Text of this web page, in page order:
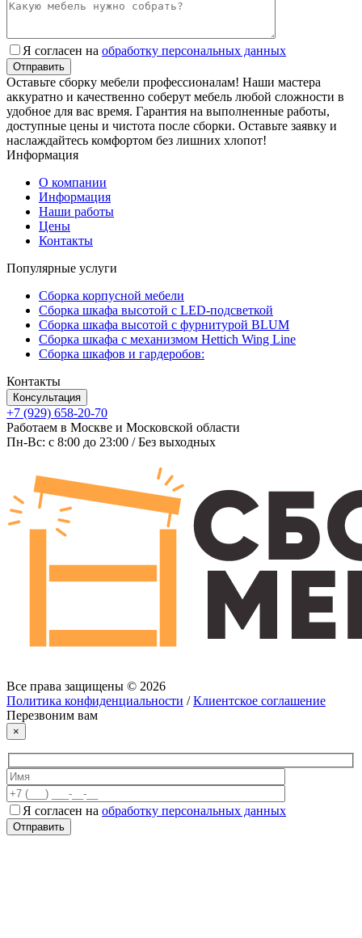
Я согласен на обработку персональных данных
Оставьте сборку мебели профессионалам! Наши мастера
аккуратно и качественно соберут мебель любой сложности в
удобное для вас время. Гарантия на выполненные работы,
доступные цены и чистота после сборки. Оставьте заявку и
наслаждайтесь комфортом без лишних хлопот!
Информация
О компании
Информация
Наши работы
Цены
Контакты
Популярные услуги
Сборка корпусной мебели
Сборка шкафа высотой с LED-подсветкой
Сборка шкафа высотой с фурнитурой BLUM
Сборка шкафа с механизмом Hettich Wing Line
Сборка шкафов и гардеробов:
Контакты
Консультация
+7 (929) 658-20-70
Работаем в Москве и Московской области
Пн-Вс: c 8:00 до 23:00 / Без выходных
Все права защищены © 2026
Политика конфиденциальности /Клиентское соглашение
Перезвоним вам
×
Я согласен на обработку персональных данных